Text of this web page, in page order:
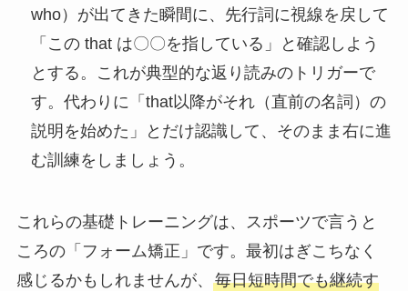
who）が出てきた瞬間に、先行詞に視線を戻して
「この that は〇〇を指している」と確認しよう
とする。これが典型的な返り読みのトリガーで
す。代わりに「that以降がそれ（直前の名詞）の
説明を始めた」とだけ認識して、そのまま右に進
む訓練をしましょう。
これらの基礎トレーニングは、スポーツで言うと
ころの「フォーム矯正」です。最初はぎこちなく
感じるかもしれませんが、 毎日短時間でも継続す